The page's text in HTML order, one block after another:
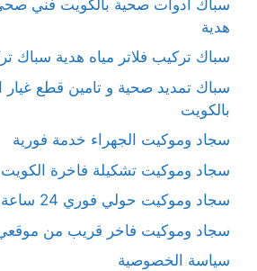
سباك ادوات صحية بالكويت فني
هدية
سباك تركيب فلاتر مياه هدية سباك
سباك تمديد صحية و تامين قطع
بالكويت
سجاد وموكيت الجهراء خدمة فورية
سجاد وموكيت تشكيلة فاخرة الكويت
سجاد وموكيت حولي فوري 24 ساعة
سجاد وموكيت فاخر قريب من
سياسة الخصوصية